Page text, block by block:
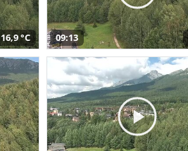
16,9 °C 09:13